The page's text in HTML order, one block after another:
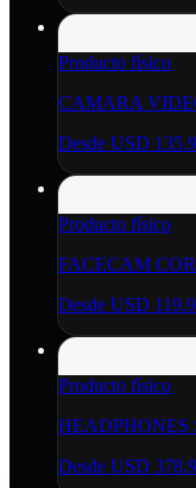
Producto físico
CAMARA
Desde USD
Producto físico
FACECAM
Desde USD
Producto físico
HEADPHONES
Desde USD